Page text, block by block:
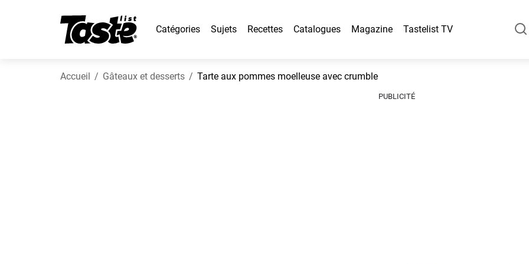
Catégories Sujets Recettes Catalogues Magazine Tastelist TV
Accueil Gâteaux et desserts Tarte aux pommes moelleuse avec crumble
PUBLICITÉ